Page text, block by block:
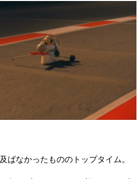
ばなかったもののトップタイム。